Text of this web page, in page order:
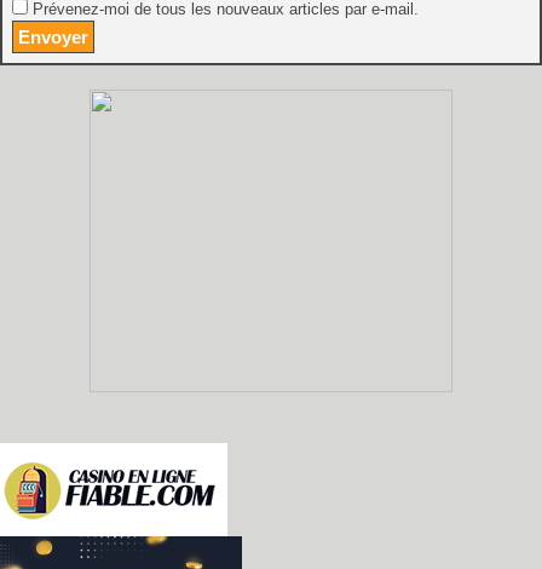
Prévenez-moi de tous les nouveaux articles par e-mail.